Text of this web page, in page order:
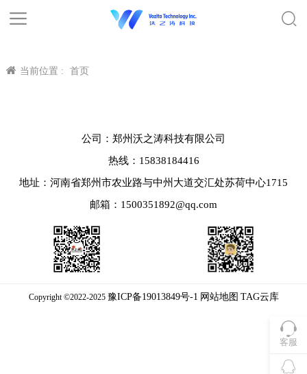
当前位置 : 首页
客服
公司：郑州沃之涛科技有限公司
热线：15838184416
地址：河南省郑州市农业路与中州大道交汇处苏荷中心1715
邮箱：1500351892@qq.com
Copyright ©2022-2025 豫ICP备19013849号-1 网站地图 TAG云库